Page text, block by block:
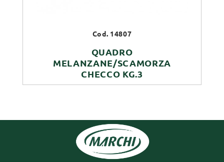
Cod. 14807
QUADRO
MELANZANE/SCAMORZA
CHECCO KG.3